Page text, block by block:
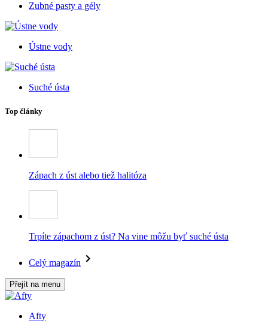
Zubné pasty a gély
Ústne vody
Suché ústa
Top články
Zápach z úst alebo tiež halitóza
Trpíte zápachom z úst? Na vine môžu byť suché ústa
Celý magazín
Přejít na menu
Afty